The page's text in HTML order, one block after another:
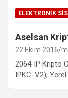
ELEKTRONIK
Aselsan
22 Ekim 2016
2064 IP Kripto
IPKC-V2),